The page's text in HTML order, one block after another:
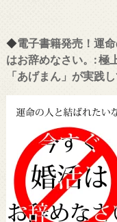
◆電子書籍発売！運
はお辞めなさい。: 極
「あげまん」が実践